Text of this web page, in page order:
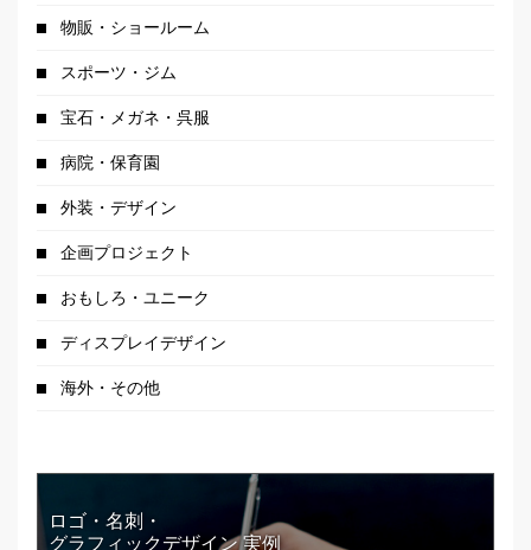
物販・ショールーム
スポーツ・ジム
宝石・メガネ・呉服
病院・保育園
外装・デザイン
企画プロジェクト
おもしろ・ユニーク
ディスプレイデザイン
海外・その他
ロゴ・名刺・
グラフィックデザイン 実例